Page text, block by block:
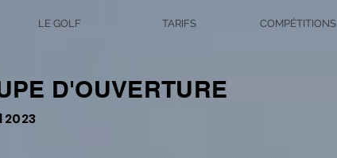
LE GOLF TARIFS COMPÉTITIONS
D'OUVERTURE
2023